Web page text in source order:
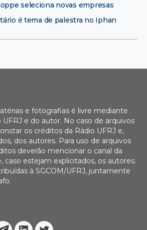
seleciona novas empresas
é tema de palestra no Iphan
e fotografias é livre mediante
UFRJ e do autor. No caso de arquivos
os créditos da Rádio UFRJ e,
dos autores. Para uso de arquivos
deverão mencionar o canal da
caso estejam explicitados, os autores.
à SGCOM/UFRJ, juntamente